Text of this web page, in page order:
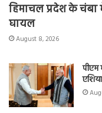
हिमाचल प्रदेश के चंबा
घायल
August 8, 2026
पीएम